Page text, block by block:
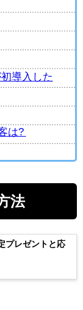
導入した
は?
法
プレゼントと応